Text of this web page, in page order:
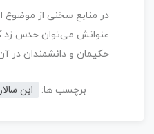
در منابع سخنی از موضوع
عنوانش می‌توان حدس زد
حکیمان و دانشمندان در
برچسب ها: ابن سالار